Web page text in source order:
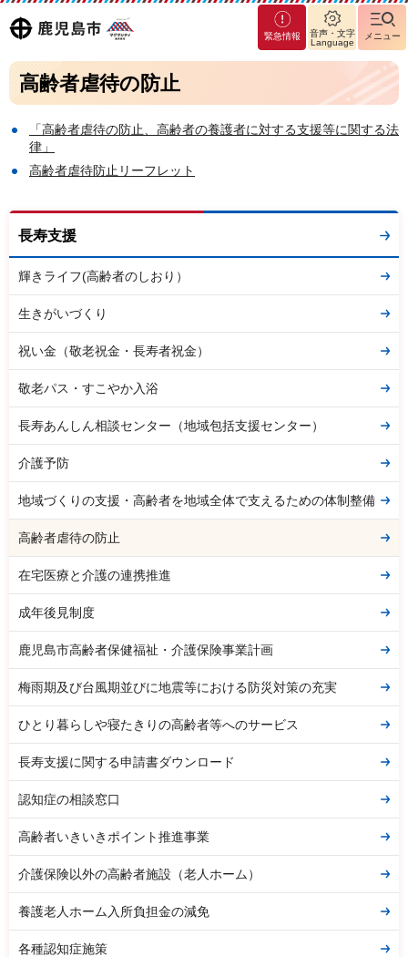
鹿児島
市
マグ
マシ
ティ
鹿児
島市
緊急情報
音声・文字
Language
メニュー
高齢者虐待の防止
「高齢者虐待の防止、高齢者の養護者に対する支援等に関する法
律」
高齢者虐待防止リーフレット
長寿支援
輝きライフ(高齢者のしおり）
生きがいづくり
祝い金（敬老祝金・長寿者祝金）
敬老パス・すこやか入浴
長寿あんしん相談センター（地域包括支援センター）
介護予防
地域づくりの支援・高齢者を地域全体で支えるための体制整備
高齢者虐待の防止
在宅医療と介護の連携推進
成年後見制度
鹿児島市高齢者保健福祉・介護保険事業計画
梅雨期及び台風期並びに地震等における防災対策の充実
ひとり暮らしや寝たきりの高齢者等へのサービス
長寿支援に関する申請書ダウンロード
認知症の相談窓口
高齢者いきいきポイント推進事業
介護保険以外の高齢者施設（老人ホーム）
養護老人ホーム入所負担金の減免
各種認知症施策